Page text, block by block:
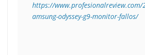
https://
amsung-odyssey-g9-monitor-fallos/